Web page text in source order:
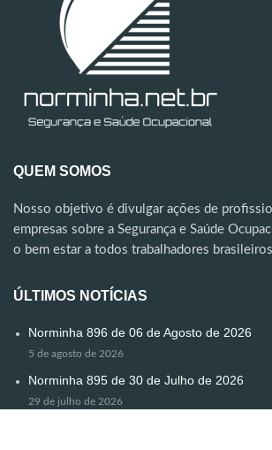
QUEM SOMOS
Nosso objetivo é divulgar ações de
empresas sobre a Segurança e Saúde
o bem estar a todos trabalhadores
ÚLTIMOS NOTÍCIAS
Norminha 896 de 06 de Agosto de 2026
5 de agosto de 2026
Norminha 895 de 30 de Julho de 2026
29 de julho de 2026